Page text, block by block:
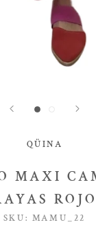
QÜINA
MAXI
ROJO
SKU: MAMU_22